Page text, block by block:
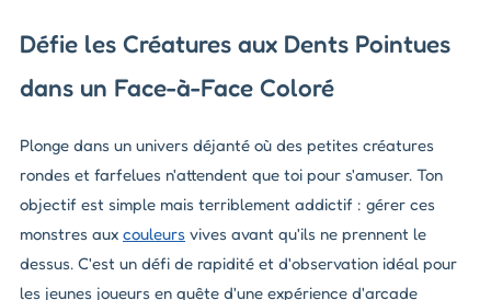
Défie les Créatures aux Dents Pointues
dans un Face-à-Face Coloré
Plonge dans un univers déjanté où des petites créatures
rondes et farfelues n'attendent que toi pour s'amuser. Ton
objectif est simple mais terriblement addictif : gérer ces
monstres aux couleurs vives avant qu'ils ne prennent le
dessus. C'est un défi de rapidité et d'observation idéal pour
les jeunes joueurs en quête d'une expérience d'arcade